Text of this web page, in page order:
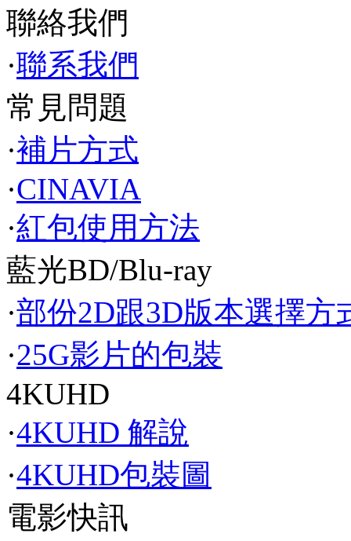
聯絡我們
·聯系我們
常見問題
·補片方式
·CINAVIA
·紅包使用方法
藍光BD/Blu-ray
·部份2D跟3D版本選擇方
·25G影片的包裝
4KUHD
·4KUHD 解說
·4KUHD包裝圖
電影快訊